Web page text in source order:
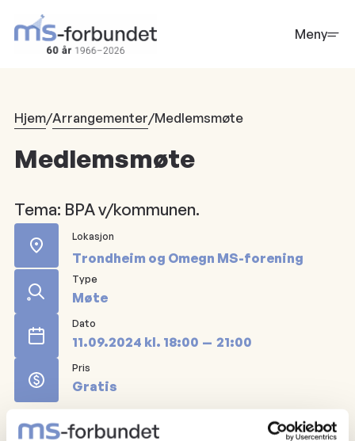
hovedinnhold
Meny
Hjem/Arrangementer/Medlemsmøte
Medlemsmøte
Tema: BPA v/kommunen.
Lokasjon
Trondheim og Omegn MS-forening
Type
Møte
Dato
11.09.2024 kl. 18:00 21:00
Pris
Gratis
Påmelding